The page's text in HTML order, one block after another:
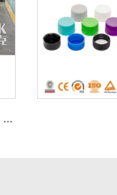
Machine d'étiquetage à colle chaude OPP à 12000BPH à grande vitesse